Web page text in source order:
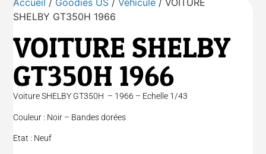
Accueil / Goodies US /Véhicule / VOITURE
SHELBY GT350H 1966
VOITURE SHELBY
GT350H 1966
Voiture SHELBY GT350H – 1966 – Echelle 1/43
Couleur : Noir – Bandes dorées
Etat : Neuf